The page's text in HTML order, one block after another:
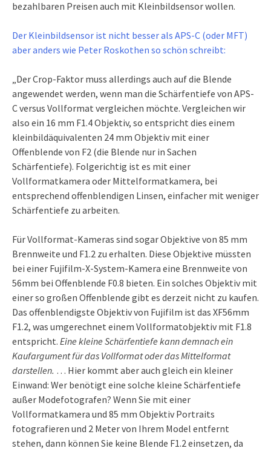
bezahlbaren Preisen auch mit Kleinbildsensor wollen.
Der Kleinbildsensor ist nicht besser als APS-C (oder MFT)
aber anders wie Peter Roskothen so schön schreibt:
„Der Crop-Faktor muss allerdings auch auf die Blende
angewendet werden, wenn man die Schärfentiefe von APS-
C versus Vollformat vergleichen möchte. Vergleichen wir
also ein 16 mm F1.4 Objektiv, so entspricht dies einem
kleinbildäquivalenten 24 mm Objektiv mit einer
Offenblende von F2 (die Blende nur in Sachen
Schärfentiefe). Folgerichtig ist es mit einer
Vollformatkamera oder Mittelformatkamera, bei
entsprechend offenblendigen Linsen, einfacher mit weniger
Schärfentiefe zu arbeiten.
Für Vollformat-Kameras sind sogar Objektive von 85 mm
Brennweite und F1.2 zu erhalten. Diese Objektive müssten
bei einer Fujifilm-X-System-Kamera eine Brennweite von
56mm bei Offenblende F0.8 bieten. Ein solches Objektiv mit
einer so großen Offenblende gibt es derzeit nicht zu kaufen.
Das offenblendigste Objektiv von Fujifilm ist das XF56mm
F1.2, was umgerechnet einem Vollformatobjektiv mit F1.8
entspricht. Eine kleine Schärfentiefe kann demnach ein
Kaufargument für das Vollformat oder das Mittelformat
darstellen. … Hier kommt aber auch gleich ein kleiner
Einwand: Wer benötigt eine solche kleine Schärfentiefe
außer Modefotografen? Wenn Sie mit einer
Vollformatkamera und 85 mm Objektiv Portraits
fotografieren und 2 Meter von Ihrem Model entfernt
stehen, dann können Sie keine Blende F1.2 einsetzen, da